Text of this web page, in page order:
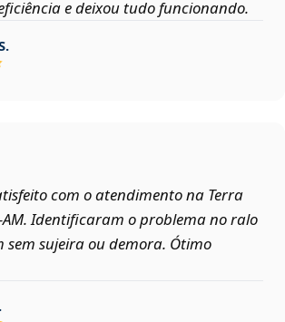
e deixou tudo funcionando.
com o atendimento na Terra
Identificaram o problema no ralo
sem sujeira ou demora. Ótimo